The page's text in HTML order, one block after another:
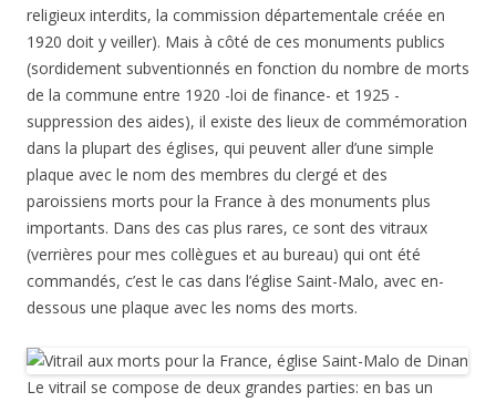
religieux interdits, la commission départementale créée en
1920 doit y veiller). Mais à côté de ces monuments publics
(sordidement subventionnés en fonction du nombre de morts
de la commune entre 1920 -loi de finance- et 1925 -
suppression des aides), il existe des lieux de commémoration
dans la plupart des églises, qui peuvent aller d’une simple
plaque avec le nom des membres du clergé et des
paroissiens morts pour la France à des monuments plus
importants. Dans des cas plus rares, ce sont des vitraux
(verrières pour mes collègues et au bureau) qui ont été
commandés, c’est le cas dans l’église Saint-Malo, avec en-
dessous une plaque avec les noms des morts.
Le vitrail se compose de deux grandes parties: en bas un